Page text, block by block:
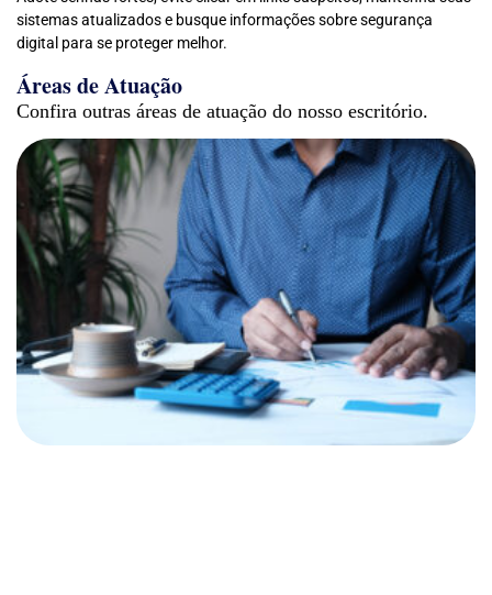
sistemas atualizados e busque informações sobre segurança
digital para se proteger melhor.
Áreas de Atuação
Confira outras áreas de atuação do nosso escritório.